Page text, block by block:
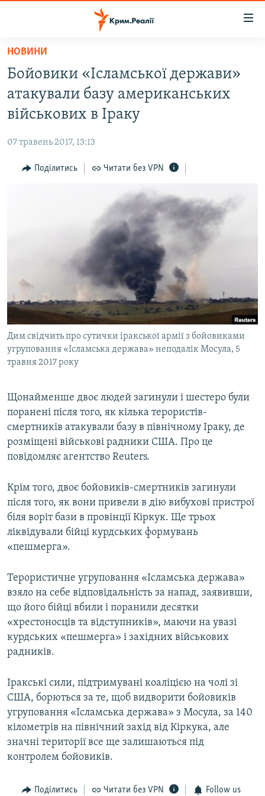
Перейти
основного
матеріалу
Перейти
до
основної
навігації
Перейти
ВІДЕО ТА ФОТО
БЛОГИ
ПОГЛЯД
ВІДЕОУРОКИ «ELIFBE»
СВІДЧЕННЯ ОКУПАЦІЇ
УКРАЇНСЬКА ПРОБЛЕМА КРИМУ
ІНФОГРАФІКА
ЯК ОБІЙТИ БЛОКУВАННЯ
Русский
Qırımtatar
ДОЛУЧАЙСЯ!
Усі сайти RFE/RL
НОВИНИ
Бойовики «Ісламської держави»
атакували базу американських
військових в Іраку
07 травень 2017, 13:13
Поділитись Читати без VPN
Дим свідчить про сутички іракської армії з бойовиками
угруповання «Ісламська держава» неподалік Мосула, 5
травня 2017 року
Щонайменше двоє людей загинули і шестеро були
поранені після того, як кілька терористів-
смертників атакували базу в північному Іраку, де
розміщені військові радники США. Про це
повідомляє агентство Reuters.
Крім того, двоє бойовиків-смертників загинули
після того, як вони привели в дію вибухові пристрої
біля воріт бази в провінції Кіркук. Ще трьох
ліквідували бійці курдських формувань
«пешмерга».
Терористичне угруповання «Ісламська держава»
взяло на себе відповідальність за напад, заявивши,
що його бійці вбили і поранили десятки
«хрестоносців та відступників», маючи на увазі
курдських «пешмерга» і західних військових
радників.
Іракські сили, підтримувані коаліцією на чолі зі
США, борються за те, щоб видворити бойовиків
угруповання «Ісламська держава» з Мосула, за 140
кілометрів на північний захід від Кіркука, але
значні території все ще залишаються під
контролем бойовиків.
Поділитись Читати без VPN Follow us